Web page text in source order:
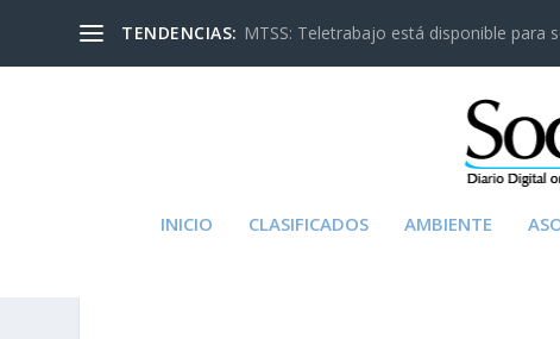
TENDENCIAS: MTSS: Teletrabajo está disponible para
INICIO CLASIFICADOS AMBIENTE